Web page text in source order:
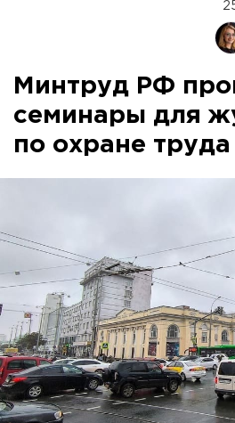
Минтруд РФ
семинары для
по охране труда